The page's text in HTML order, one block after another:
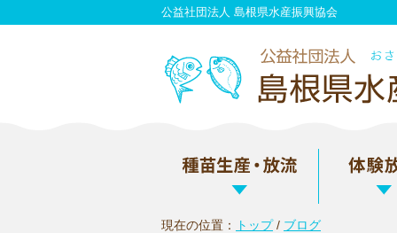
公益社団法人 島根県水産振興協会
現在の位置： トップ/ ブログ